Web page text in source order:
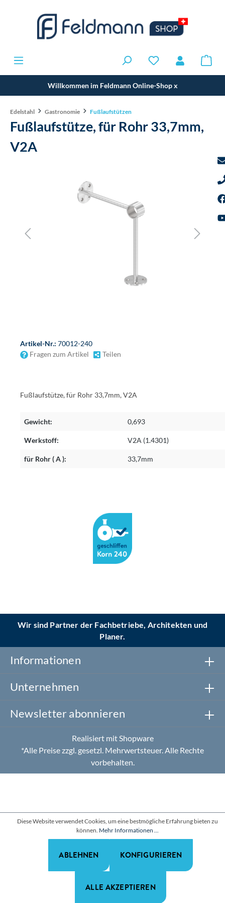
Willkommen im Feldmann Online-Shopx
Edelstahl Gastronomie Fußlaufstützen
Fußlaufstütze, für Rohr 33,7mm,
V2A
Artikel-Nr.: 70012-240
Fragen zum Artikel
Teilen
Fußlaufstütze, für Rohr 33,7mm, V2A
Gewicht: 0,693
Werkstoff: V2A (1.4301)
für Rohr ( A ): 33,7mm
Wir sind Partner der Fachbetriebe, Architekten und
Planer.
Informationen
Unternehmen
Newsletter abonnieren
Realisiert mit Shopware
*Alle Preise zzgl. gesetzl. Mehrwertsteuer. Alle Rechte
vorbehalten.
Diese Website verwendet Cookies, um eine bestmögliche Erfahrung bieten zu
können. Mehr Informationen ...
ABLEHNEN KONFIGURIEREN
ALLE AKZEPTIEREN